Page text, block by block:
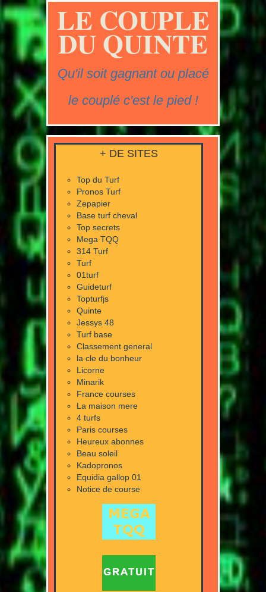
LE COUPLE
DU QUINTE
Qu'il soit gagnant ou placé
le couplé c'est le pied !
+ DE SITES
Top du Turf
Pronos Turf
Zepapier
Base turf cheval
Top secrets
Mega TQQ
314 Turf
Turf
01turf
Guideturf
Topturfjs
Quinte
Jessys 48
Turf base
Classement general
la cle du bonheur
Licorne
Minarik
France courses
La maison mere
4 turfs
Paris courses
Heureux abonnes
Beau soleil
Kadopronos
Equidia gallop 01
Notice de course